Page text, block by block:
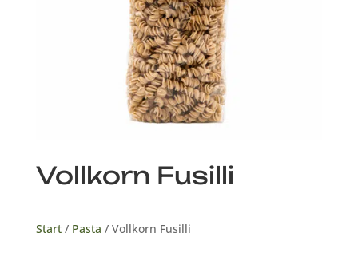
Vollkorn Fusilli
Start/ Pasta / Vollkorn Fusilli